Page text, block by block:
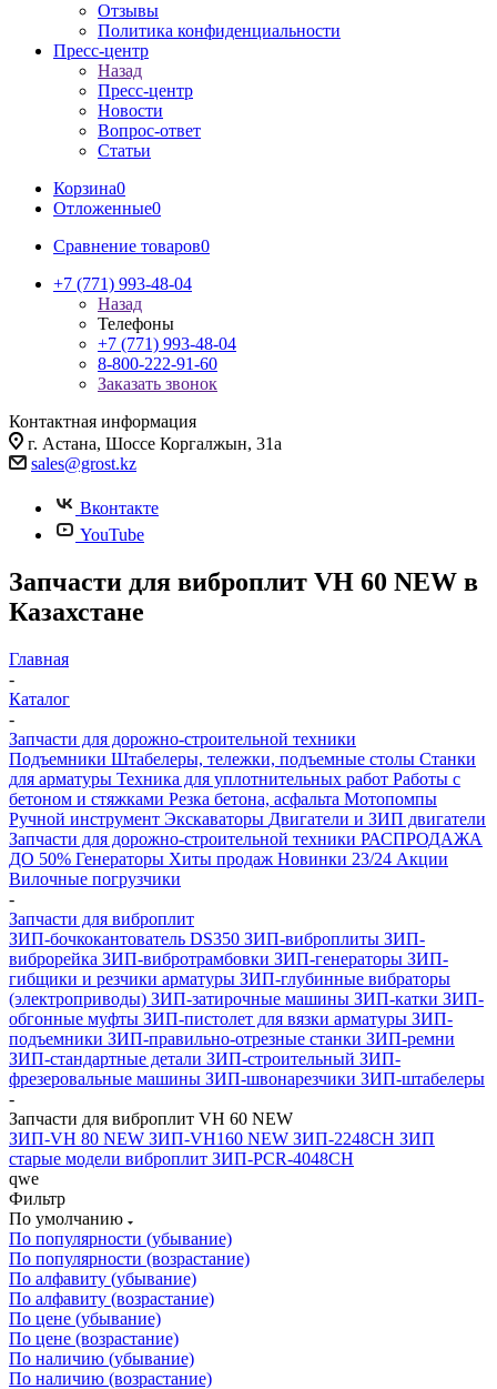
Отзывы
Политика конфиденциальности
Пресс-центр
Назад
Пресс-центр
Новости
Вопрос-ответ
Статьи
Корзина0
Отложенные0
Сравнение товаров0
+7 (771) 993-48-04
Назад
Телефоны
+7 (771) 993-48-04
8-800-222-91-60
Заказать звонок
Контактная информация
г. Астана, Шоссе Коргалжын, 31а
sales@grost.kz
Вконтакте
YouTube
Запчасти для виброплит VH 60 NEW в
Казахстане
Главная
-
Каталог
-
Запчасти для дорожно-строительной техники
Подъемники Штабелеры, тележки, подъемные столы Станки
для арматуры Техника для уплотнительных работ Работы с
бетоном и стяжками Резка бетона, асфальта Мотопомпы
Ручной инструмент Экскаваторы Двигатели и ЗИП двигатели
Запчасти для дорожно-строительной техники РАСПРОДАЖА
ДО 50% Генераторы Хиты продаж Новинки 23/24 Акции
Вилочные погрузчики
-
Запчасти для виброплит
ЗИП-бочкокантователь DS350 ЗИП-виброплиты ЗИП-
виброрейка ЗИП-вибротрамбовки ЗИП-генераторы ЗИП-
гибщики и резчики арматуры ЗИП-глубинные вибраторы
(электроприводы) ЗИП-затирочные машины ЗИП-катки ЗИП-
обгонные муфты ЗИП-пистолет для вязки арматуры ЗИП-
подъемники ЗИП-правильно-отрезные станки ЗИП-ремни
ЗИП-стандартные детали ЗИП-строительный ЗИП-
фрезеровальные машины ЗИП-швонарезчики ЗИП-штабелеры
-
Запчасти для виброплит VH 60 NEW
ЗИП-VH 80 NEW ЗИП-VH160 NEW ЗИП-2248CH ЗИП
старые модели виброплит ЗИП-PCR-4048CH
qwe
Фильтр
По умолчанию
По популярности (убывание)
По популярности (возрастание)
По алфавиту (убывание)
По алфавиту (возрастание)
По цене (убывание)
По цене (возрастание)
По наличию (убывание)
По наличию (возрастание)